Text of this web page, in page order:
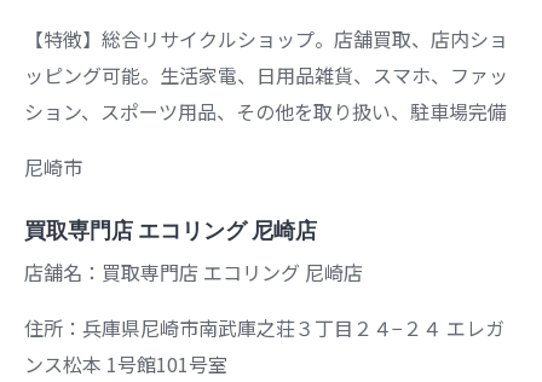
【特徴】総合リサイクルショップ。店舗買取、店内ショ
ッピング可能。生活家電、日用品雑貨、スマホ、ファッ
ション、スポーツ用品、その他を取り扱い、駐車場完備
尼崎市
買取専門店 エコリング 尼崎店
店舗名：買取専門店 エコリング 尼崎店
住所：兵庫県尼崎市南武庫之荘３丁目２４−２４ エレガ
ンス松本 1号館101号室